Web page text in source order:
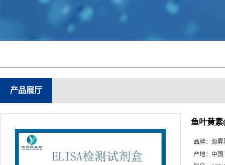
产品展厅
鱼叶黄
品牌： 源昇
产地： 中国